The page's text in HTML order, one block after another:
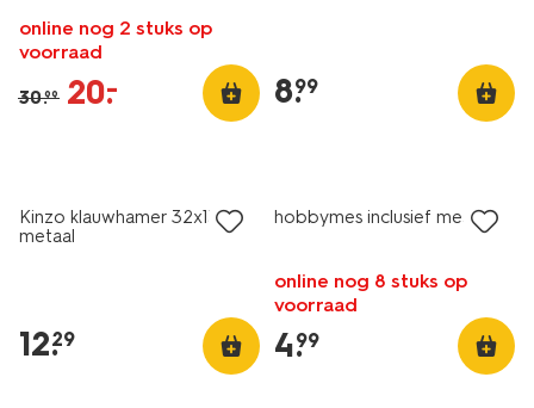
online nog 2 stuks op
voorraad
30.99 20.
– 8.
99
Kinzo klauwhamer 32x13cm
metaal
12.
29
hobbymes inclusief mesjes
online nog 8 stuks op
voorraad
4.
99